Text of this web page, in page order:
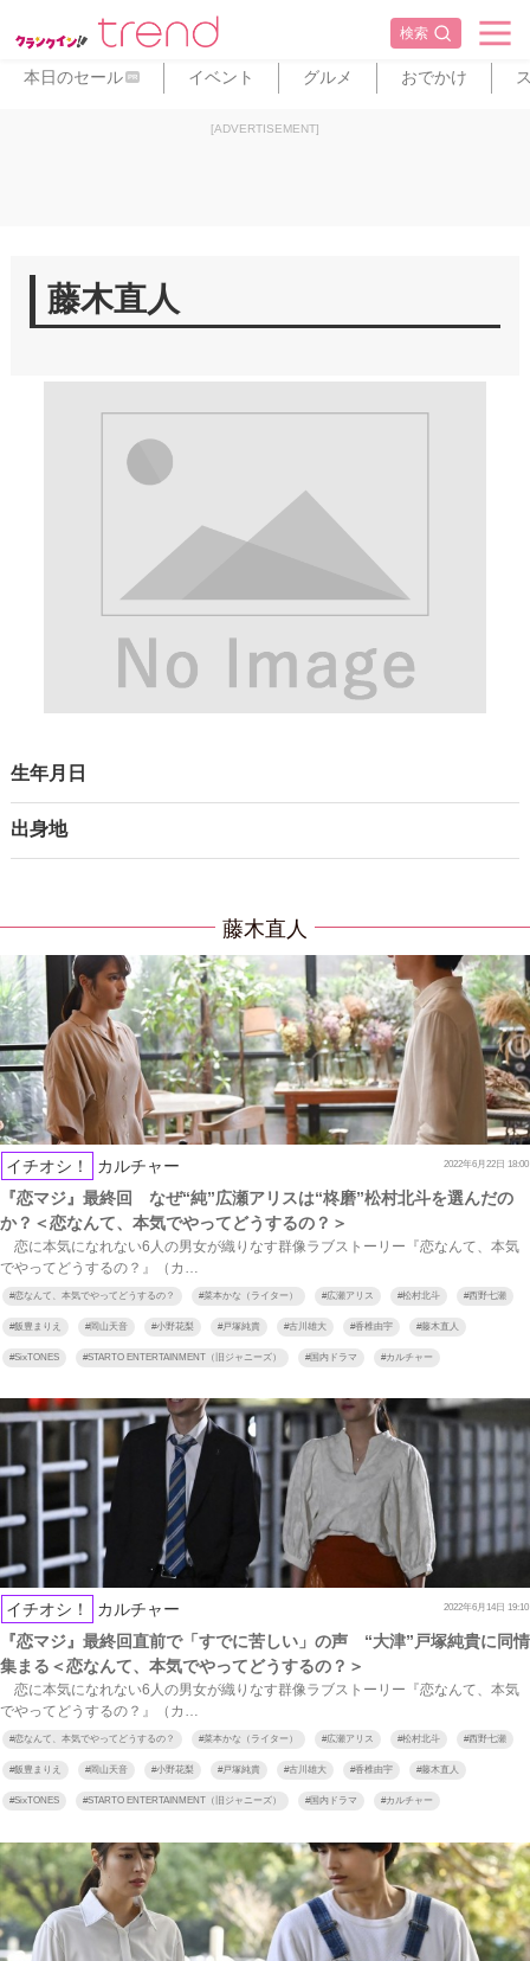
検索
本日のセール PR イベント グルメ おでかけ
[ADVERTISEMENT]
藤木直人
生年月日
出身地
藤木直人
イチオシ！ カルチャー 2022年6月22日 18:00
『恋マジ』最終回 なぜ“純”広瀬アリスは“柊磨”松村北斗を選んだの
か？＜恋なんて、本気でやってどうするの？＞
恋に本気になれない6人の男女が織りなす群像ラブストーリー『恋なんて、本気
でやってどうするの？』（カ…
#恋なんて、本気でやってどうするの？ #菜本かな（ライター） #広瀬アリス #松村北斗 #西野七瀬
#飯豊まりえ #岡山天音 #小野花梨 #戸塚純貴 #古川雄大 #香椎由宇 #藤木直人
#SixTONES #STARTO ENTERTAINMENT（旧ジャニーズ） #国内ドラマ #カルチャー
イチオシ！ カルチャー 2022年6月14日 19:10
『恋マジ』最終回直前で「すでに苦しい」の声 “大津”戸塚純貴に同情
集まる＜恋なんて、本気でやってどうするの？＞
恋に本気になれない6人の男女が織りなす群像ラブストーリー『恋なんて、本気
でやってどうするの？』（カ…
#恋なんて、本気でやってどうするの？ #菜本かな（ライター） #広瀬アリス #松村北斗 #西野七瀬
#飯豊まりえ #岡山天音 #小野花梨 #戸塚純貴 #古川雄大 #香椎由宇 #藤木直人
#SixTONES #STARTO ENTERTAINMENT（旧ジャニーズ） #国内ドラマ #カルチャー